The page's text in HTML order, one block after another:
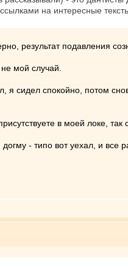
на интересные
результат подавления
мой случай.
сидел спокойно, потом
в моей локе, так
- типо вот уехал, и все